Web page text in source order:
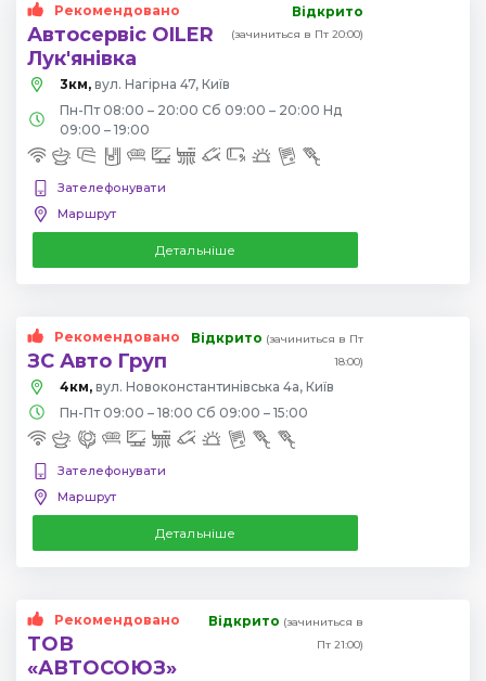
Рекомендовано
Автосервіс OILER
Лук'янівка
Відкрито
(зачиниться в Пт 20:00)
3км, вул. Нагірна 47, Київ
Пн-Пт 08:00 – 20:00 Сб 09:00 – 20:00 Нд
09:00 – 19:00
Зателефонувати
Маршрут
Детальніше
Рекомендовано
ЗС Авто Груп
Відкрито (зачиниться в Пт
18:00)
4км, вул. Новоконстантинівська 4а, Київ
Пн-Пт 09:00 – 18:00 Сб 09:00 – 15:00
Зателефонувати
Маршрут
Детальніше
Рекомендовано
ТОВ
«АВТОСОЮЗ»
Відкрито (зачиниться в
Пт 21:00)